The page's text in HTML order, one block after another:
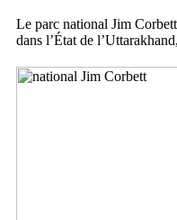
Le parc national Jim
dans l’État de